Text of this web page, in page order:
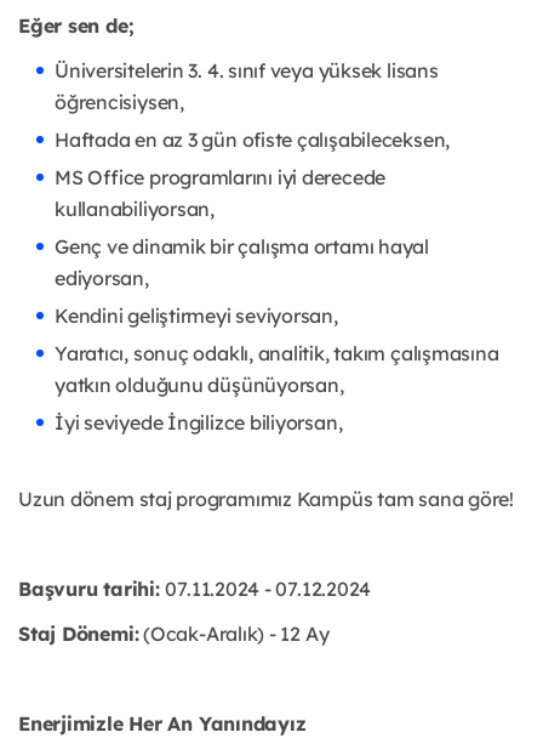
Eğer sen de;
Üniversitelerin 3. 4. sınıf veya yüksek lisans
öğrencisiysen,
Haftada en az 3 gün ofiste çalışabileceksen,
MS Office programlarını iyi derecede
kullanabiliyorsan,
Genç ve dinamik bir çalışma ortamı hayal
ediyorsan,
Kendini geliştirmeyi seviyorsan,
Yaratıcı, sonuç odaklı, analitik, takım çalışmasına
yatkın olduğunu düşünüyorsan,
İyi seviyede İngilizce biliyorsan,
Uzun dönem staj programımız Kampüs tam sana göre!
Başvuru tarihi:07.11.2024 - 07.12.2024
Staj Dönemi:(Ocak-Aralık) - 12 Ay
Enerjimizle Her An Yanındayız